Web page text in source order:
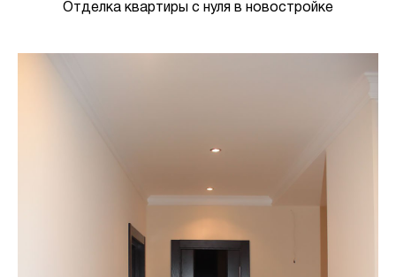
Отделка квартиры с нуля в новостройке